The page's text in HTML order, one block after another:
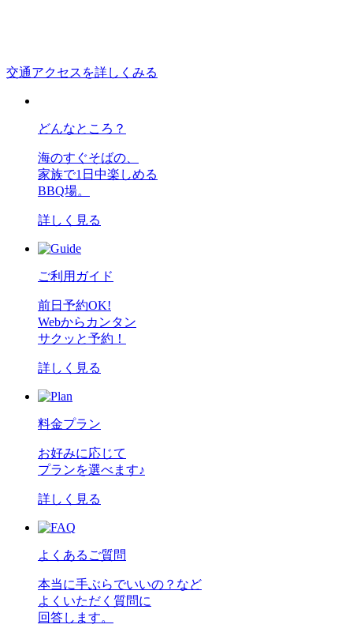
交通アクセスを詳しくみる
どんなところ？
海のすぐそばの、
家族で1日中楽しめる
BBQ場。
詳しく見る
ご利用ガイド
前日予約OK!
Webからカンタン
サクッと予約！
詳しく見る
料金プラン
お好みに応じて
プランを選べます♪
詳しく見る
よくあるご質問
本当に手ぶらでいいの？など
よくいただく質問に
回答します。